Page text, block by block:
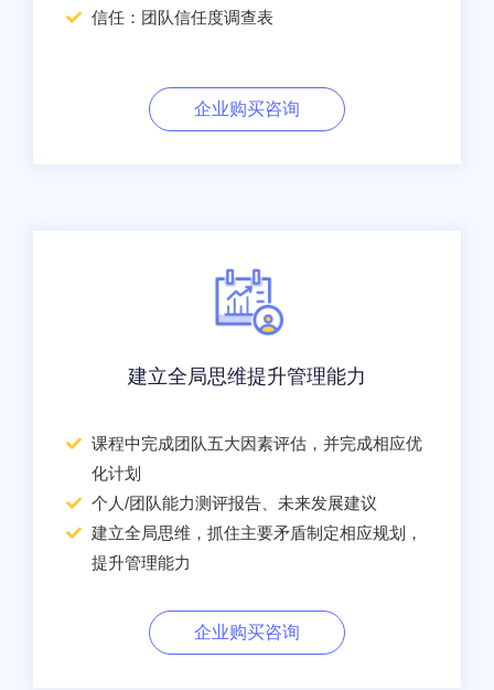
信任：团队信任度调查表
企业购买咨询
建立全局思维提升管理能力
课程中完成团队五大因素评估，并完成相应优
化计划
个人/团队能力测评报告、未来发展建议
建立全局思维，抓住主要矛盾制定相应规划，
提升管理能力
企业购买咨询